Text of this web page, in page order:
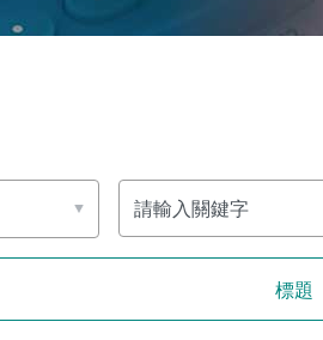
請
輸
入
關
鍵
標題